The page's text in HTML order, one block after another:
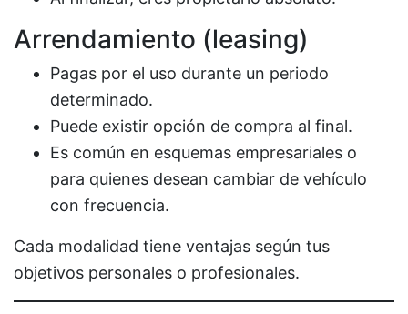
Arrendamiento (leasing)
Pagas por el uso durante un periodo
determinado.
Puede existir opción de compra al final.
Es común en esquemas empresariales o
para quienes desean cambiar de vehículo
con frecuencia.
Cada modalidad tiene ventajas según tus
objetivos personales o profesionales.